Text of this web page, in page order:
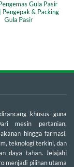
Gula Pasir
Pengepak & Packing
Gula Pasir
khusus guna
mesin pertanian,
hingga farmasi.
teknologi terkini, dan
daya tahan. Jelajahi
menjadi pilihan utama